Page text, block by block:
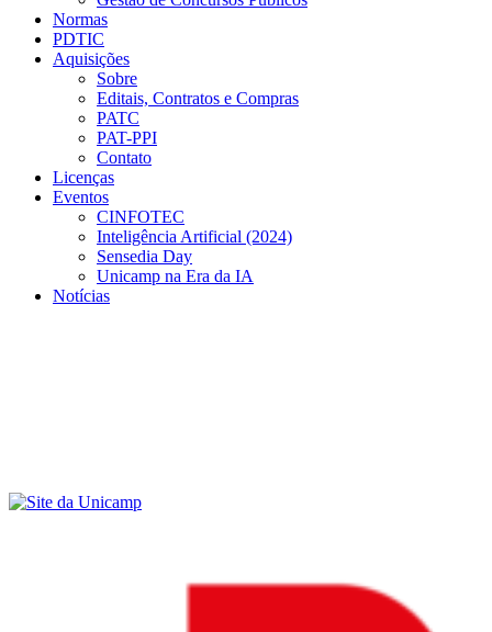
Normas
PDTIC
Aquisições
Sobre
Editais, Contratos e Compras
PATC
PAT-PPI
Contato
Licenças
Eventos
CINFOTEC
Inteligência Artificial (2024)
Sensedia Day
Unicamp na Era da IA
Notícias